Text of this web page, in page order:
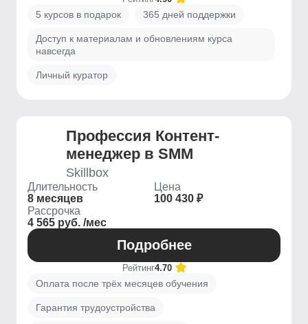
5 курсов в подарок 365 дней поддержки
Доступ к материалам и обновлениям курса
навсегда
Личный куратор
Профессия Контент-
менеджер в SMM
Skillbox
Длительность
8 месяцев
Цена
100 430 ₽
Рассрочка
4 565 руб. /мес
Подробнее
Рейтинг4.70
Оплата после трёх месяцев обучения
Гарантия трудоустройства